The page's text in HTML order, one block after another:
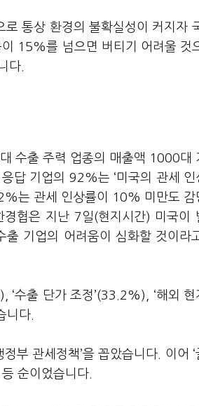
통상 환경의 불확실성이 커지자
15%를 넘으면 버티기 어려울 것
다
대 수출 주력 업종의 매출액 1000대
답 기업의 92%는 ‘미국의 관세 인
는 관세 인상률이 10% 미만도 감
경협은 지난 7일(현지시간) 미국이
출 기업의 어려움이 심화할 것이라
‘수출 단가 조정’(33.2%), ‘해외 현
니다
정부 관세정책’을 꼽았습니다 이어 ‘
등 순이었습니다